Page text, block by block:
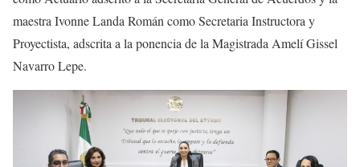
maestra Ivonne Landa Román como Secretaria Instructora y
Proyectista, adscrita a la ponencia de la Magistrada Amelí Gissel
Navarro Lepe.